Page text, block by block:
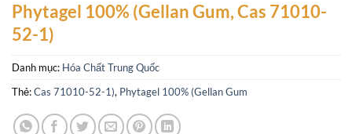
Phytagel 100% (Gellan Gum, Cas 71010-
52-1)
Danh mục: Hóa Chất Trung Quốc
Thẻ:Cas 71010-52-1), Phytagel 100% (Gellan Gum